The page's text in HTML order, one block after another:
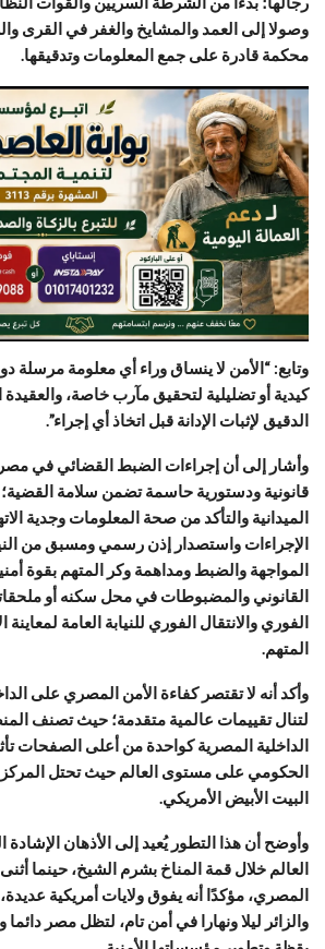
وصولا إلى العمد والمشايخ والغفر في القرى
محكمة قادرة على جمع المعلومات وتدقيقها.
وتابع: “الأمن لا ينساق وراء أي معلومة مرسلة
كيدية أو تضليلية لتحقيق مآرب خاصة، والعقيدة
الدقيق لإثبات الإدانة قبل اتخاذ أي إجراء”.
وأشار إلى أن إجراءات الضبط القضائي في
قانونية ودستورية حاسمة تضمن سلامة القضية؛
الميدانية والتأكد من صحة المعلومات وجدية
الإجراءات واستصدار إذن رسمي ومسبق من
المواجهة والضبط ومداهمة وكر المتهم بقوة
القانوني والمضبوطات في محل سكنه أو
الفوري والانتقال الفوري للنيابة العامة
المتهم.
وأكد أنه لا تقتصر كفاءة الأمن المصري على
لتنال تقييمات عالمية متقدمة؛ حيث تصنف
الداخلية المصرية كواحدة من أعلى الصفحات
الحكومي على مستوى العالم حيث تحتل المركز
البيت الأبيض الأمريكي.
وأوضح أن هذا التطور يُعيد إلى الأذهان الإشادة
العالم خلال قمة المناخ بشرم الشيخ، حينما أثنى
المصري، مؤكدًا أنه يفوق ولايات أمريكية
والزائر ليلا ونهارا في أمن تام، لتظل مصر